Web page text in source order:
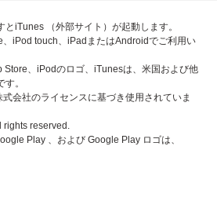
とiTunes （外部サイト）が起動します。
、iPod touch、iPadまたはAndroidでご利用い
Store、iPodのロゴ、iTunesは、米国および他
。
会社のライセンスに基づき使用されていま
rights reserved.
Play 、および Google Play ロゴは、